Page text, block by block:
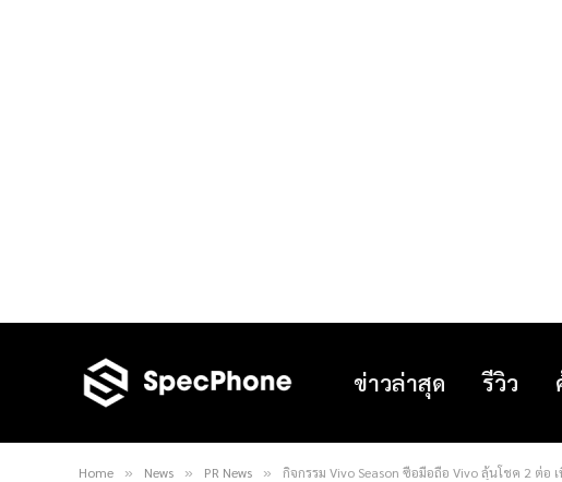
ข่าวล่าสุด รีวิว
Home » News » PR News » กิจกรรม Vivo Season ซื้อมือถือ Vivo ลุ้นโชค 2 ต่อ